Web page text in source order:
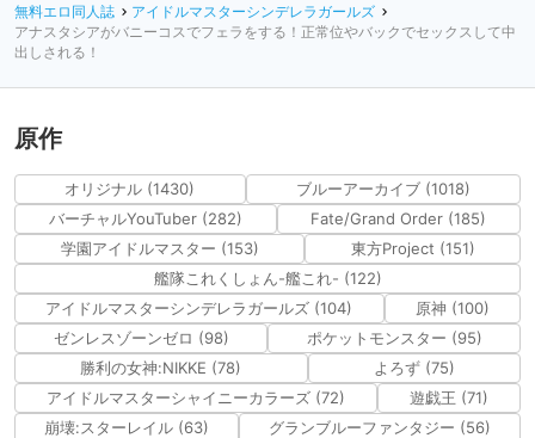
無料エロ同人誌
アイドルマスターシンデレラガールズ
アナスタシアがバニーコスでフェラをする！正常位やバックでセックスして中
出しされる！
原作
オリジナル (1430)
ブルーアーカイブ (1018)
バーチャルYouTuber (282)
Fate/Grand Order (185)
学園アイドルマスター (153)
東方Project (151)
艦隊これくしょん-艦これ- (122)
アイドルマスターシンデレラガールズ (104)
原神 (100)
ゼンレスゾーンゼロ (98)
ポケットモンスター (95)
勝利の女神:NIKKE (78)
よろず (75)
アイドルマスターシャイニーカラーズ (72)
遊戯王 (71)
崩壊:スターレイル (63)
グランブルーファンタジー (56)